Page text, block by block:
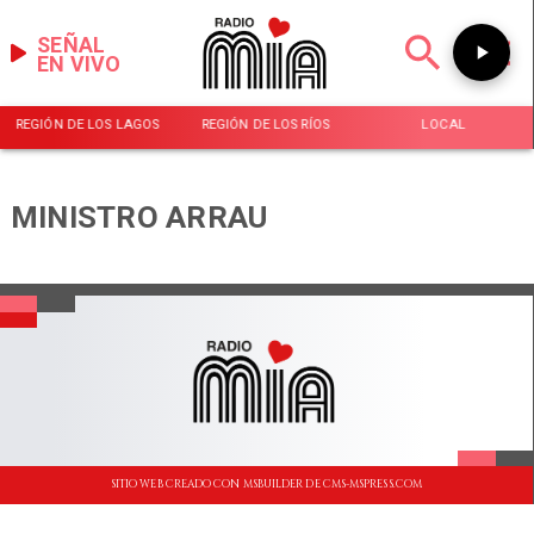
EN VIVO
SEÑAL
REGIÓN DE LOS LAGOS REGIÓN DE LOS RÍOS LOCAL
MINISTRO ARRAU
SITIO WEB CREADO CON MSBUILDER DE CMS-MSPRESS.COM